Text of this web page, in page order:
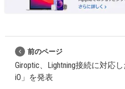
前のページ
Giroptic、Lightning接続に対応
iO」を発表